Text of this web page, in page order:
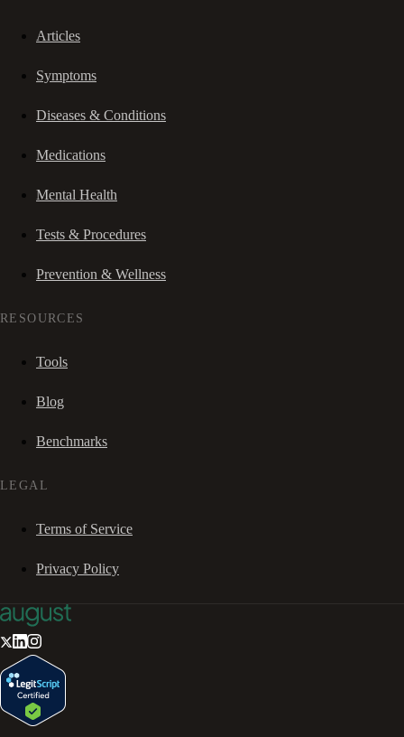
Articles
Symptoms
Diseases & Conditions
Medications
Mental Health
Tests & Procedures
Prevention & Wellness
RESOURCES
Tools
Blog
Benchmarks
LEGAL
Terms of Service
Privacy Policy